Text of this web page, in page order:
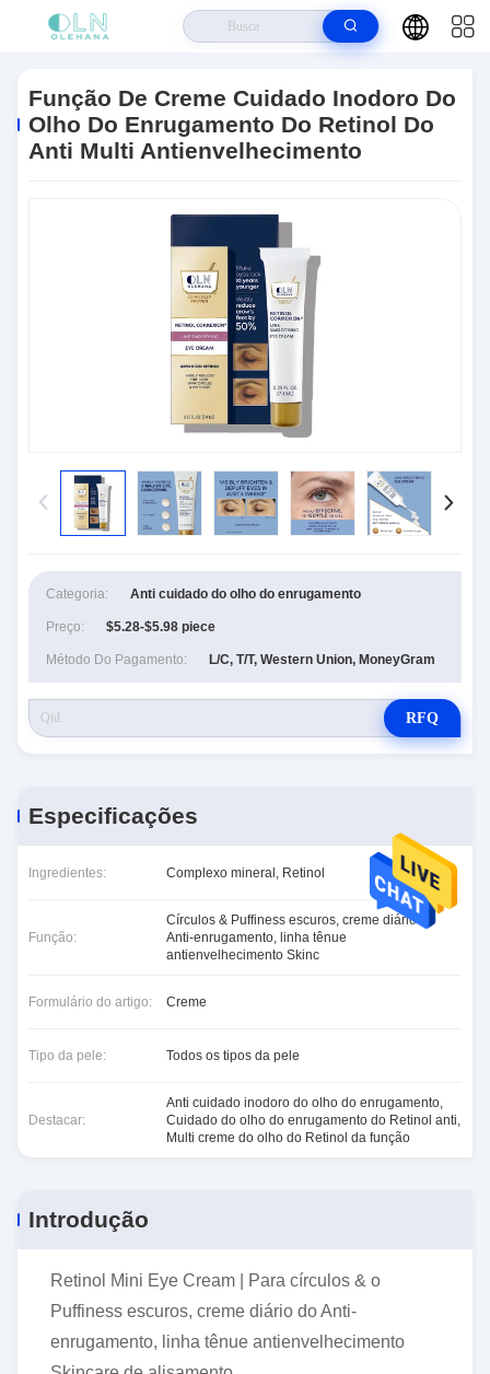
Creme Cuidado Inodoro Do Olho Do Enrugamento Do Retinol Do Anti Multi
Antienvelhecimento
Função De Creme Cuidado Inodoro Do
Olho Do Enrugamento Do Retinol Do
Anti Multi Antienvelhecimento
Categoria: Anti cuidado do olho do enrugamento
Preço: $5.28-$5.98 piece
Método Do Pagamento: L/C, T/T, Western Union, MoneyGram
RFQ
Especificações
Ingredientes: Complexo mineral, Retinol
Função:
Círculos & Puffiness escuros, creme diário do
Anti-enrugamento, linha tênue
antienvelhecimento Skinc
Formulário do artigo: Creme
Tipo da pele: Todos os tipos da pele
Destacar:
Anti cuidado inodoro do olho do enrugamento,
Cuidado do olho do enrugamento do Retinol anti,
Multi creme do olho do Retinol da função
Introdução
Retinol Mini Eye Cream | Para círculos & o
Puffiness escuros, creme diário do Anti-
enrugamento, linha tênue antienvelhecimento